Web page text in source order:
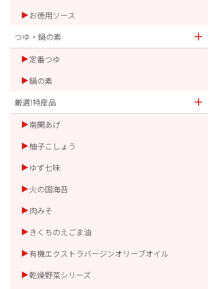
お徳用ソース
つゆ・鍋の素
定番つゆ
鍋の素
厳選!特産品
南関あげ
柚子こしょう
ゆず七味
火の国海苔
肉みそ
きくちのえごま油
有機エクストラバージンオリーブオイル
乾燥野菜シリーズ